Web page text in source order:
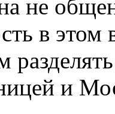
не
в этом
и